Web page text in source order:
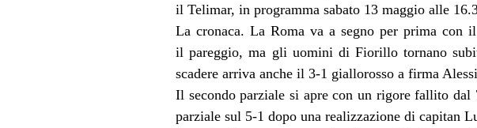
il Telimar, in programma sabato 13
La cronaca. La Roma va a segno per prima con
il pareggio, ma gli uomini di Fiorillo tornano
scadere arriva anche il 3-1 giallorosso a firma
Il secondo parziale si apre con un rigore fallito
parziale sul 5-1 dopo una realizzazione di capitan